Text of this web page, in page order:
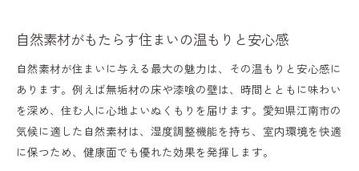
自然素材がもたらす住まいの温もりと安心感
自然素材が住まいに与える最大の魅力は、その温もりと安心感に
あります。例えば無垢材の床や漆喰の壁は、時間とともに味わい
を深め、住む人に心地よいぬくもりを届けます。愛知県江南市の
気候に適した自然素材は、湿度調整機能を持ち、室内環境を快適
に保つため、健康面でも優れた効果を発揮します。